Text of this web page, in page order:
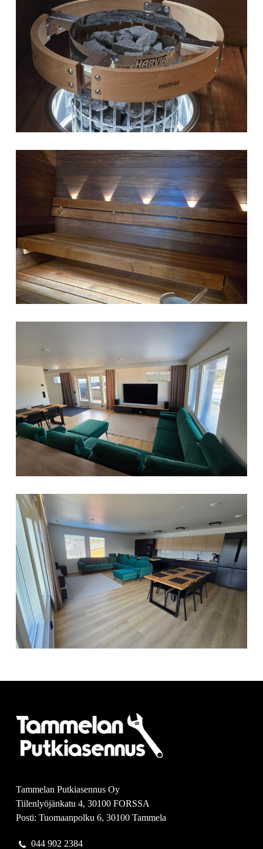
Tammelan Putkiasennus Oy
Tiilenlyöjänkatu 4, 30100 FORSSA
Posti: Tuomaanpolku 6, 30100 Tammela
044 902 2384